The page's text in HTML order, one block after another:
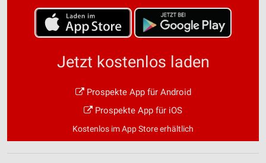
Jetzt kostenlos laden
Prospekte App für Android
Prospekte App für iOS
Kostenlos im App Store erhältlich